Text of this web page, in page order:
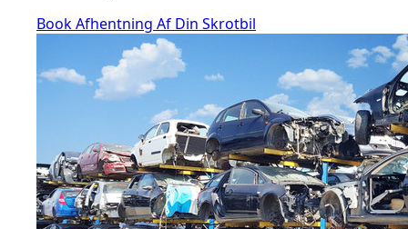
Book Afhentning Af Din Skrotbil